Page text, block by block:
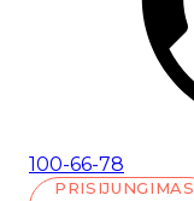
100-66-78
PRISIJUNGIMAS